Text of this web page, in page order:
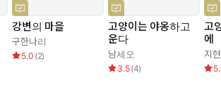
강변의 마을
구한나리
5.0 (2)
고양이는 야옹하고
운다
남세오
3.5(4)
고
에
지